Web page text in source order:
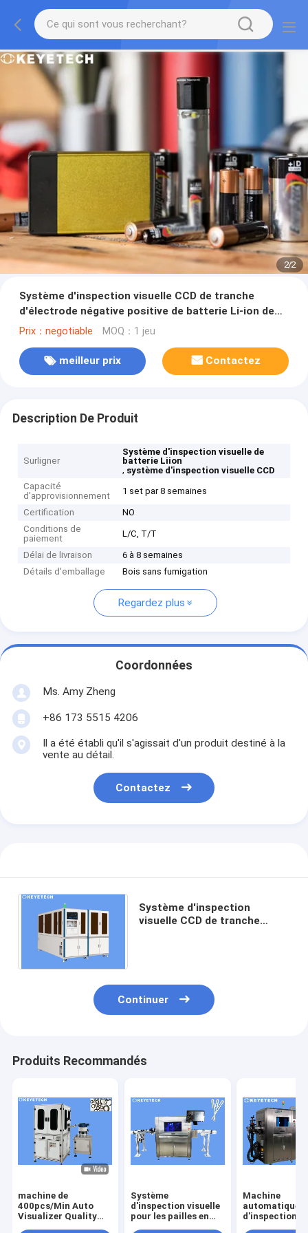
2/2
Système d'inspection visuelle CCD de tranche
d'électrode négative positive de batterie Li-ion de
cylindre
Prix：negotiable MOQ：1 jeu
meilleur prix Contactez
Description De Produit
Surligner
Système d'inspection visuelle de
batterie Liion
, système d'inspection visuelle CCD
Capacité
d'approvisionnement
1 set par 8 semaines
Certification
NO
Conditions de
paiement
L/C, T/T
Délai de livraison
6 à 8 semaines
Détails d'emballage
Bois sans fumigation
Regardez plus
Coordonnées
Ms. Amy Zheng
+86 173 5515 4206
Il a été établi qu'il s'agissait d'un produit destiné à la
vente au détail.
Contactez
Système d'inspection
visuelle CCD de tranche
Continuer
Produits Recommandés
machine de
400pcs/Min Auto
Visualizer Quality
Système
d'inspection visuelle
pour les pailles en
Machine
automatique
d'inspection